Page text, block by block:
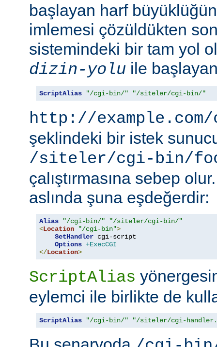
başlayan harf
imlemesi çözüldükten
sistemindeki bir tam yol
dizin-yolu ile
ScriptAlias "/cgi-bin/" "/siteler/cgi-bin/"
http://
şeklindeki bir istek
/siteler/cgi-bin/
çalıştırmasına sebep
aslında şuna eşdeğerdir:
Alias "/cgi-bin/"
"/siteler/cgi-bin/"
<Location "/cgi-bin">
SetHandler cgi-script
Options +ExecCGI
</Location>
ScriptAlias
eylemci ile birlikte de
ScriptAlias "/cgi-bin/" "/siteler/cgi-